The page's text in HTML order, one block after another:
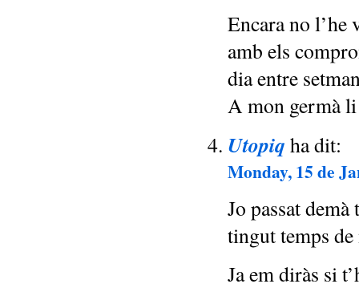
Encara no l’he
amb els
dia entre
A mon germà li
Utopiq ha dit:
Monday, 15 de
Jo passat
tingut temps
Ja em diràs si